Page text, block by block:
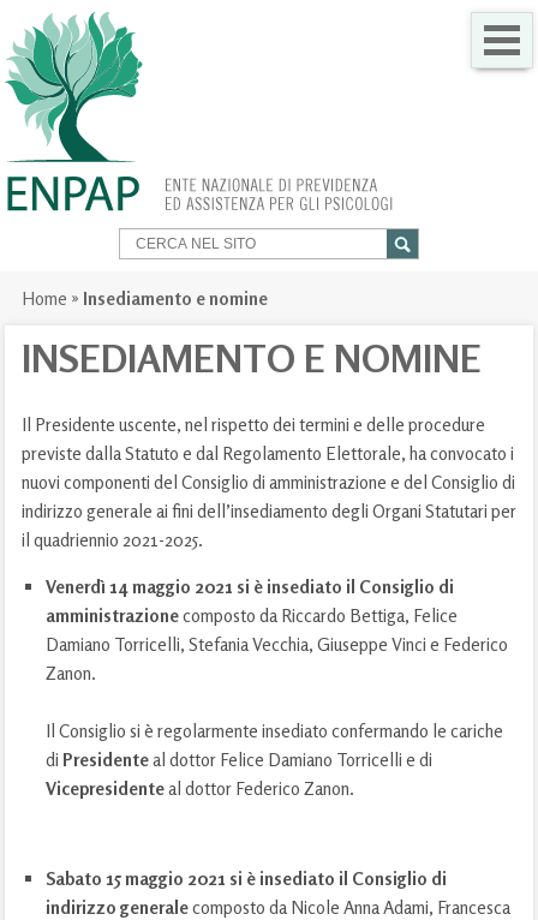
SERVIZI PER TE
TRASPARENZA
NEWS
CONTATTI
Home » Insediamento e nomine
INSEDIAMENTO E NOMINE
Il Presidente uscente, nel rispetto dei termini e delle procedure
previste dalla Statuto e dal Regolamento Elettorale, ha convocato i
nuovi componenti del Consiglio di amministrazione e del Consiglio di
indirizzo generale ai fini dell’insediamento degli Organi Statutari per
il quadriennio 2021-2025.
Venerdì 14 maggio 2021 si è insediato il Consiglio di
amministrazionecomposto da Riccardo Bettiga, Felice
Damiano Torricelli, Stefania Vecchia, Giuseppe Vinci e Federico
Zanon.
Il Consiglio si è regolarmente insediato confermando le cariche
di Presidenteal dottor Felice Damiano Torricelli e di
Vicepresidenteal dottor Federico Zanon.
Sabato 15 maggio 2021 si è insediato il Consiglio di
indirizzo generalecomposto da Nicole Anna Adami, Francesca